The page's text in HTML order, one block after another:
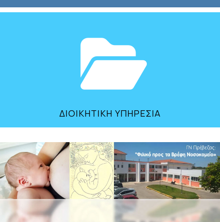
ΔΙΟΙΚΗΤΙΚΗ ΥΠΗΡΕΣΙΑ